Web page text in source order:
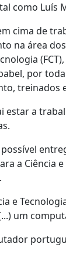
como
cima de
na área
por
treinados
estar a
a Ciência
e
um